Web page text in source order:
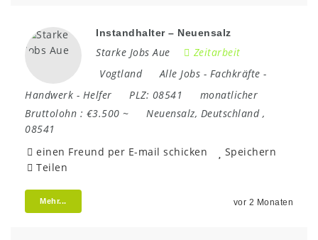
Instandhalter – Neuensalz
Starke Jobs Aue
Zeitarbeit
Vogtland
Alle Jobs - Fachkräfte -
Handwerk - Helfer PLZ: 08541
monatlicher
Bruttolohn : €3.500 ~ Neuensalz, Deutschland,
08541
einen Freund per E-mail schicken
Speichern
Teilen
Mehr... vor 2 Monaten